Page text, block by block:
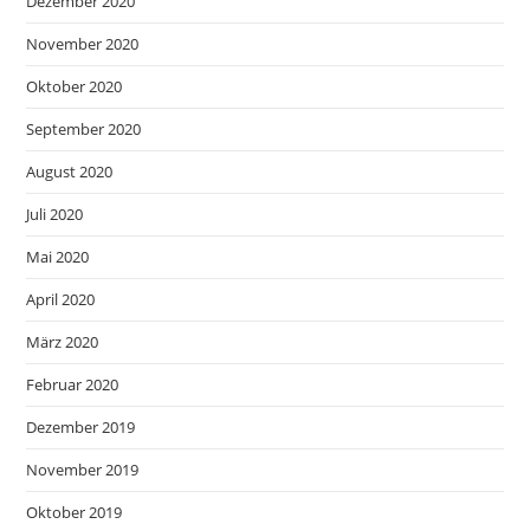
November 2020
Oktober 2020
September 2020
August 2020
Juli 2020
Mai 2020
April 2020
März 2020
Februar 2020
Dezember 2019
November 2019
Oktober 2019